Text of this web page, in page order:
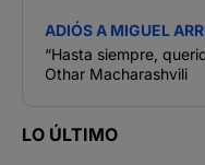
ADIÓS A MIGUEL
“Hasta siempre,
Othar Macharashvili
LO ÚLTIMO